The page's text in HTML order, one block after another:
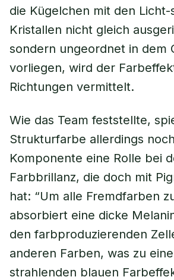
die Kügelchen mit den
Kristallen nicht gleich
sondern ungeordnet in dem
vorliegen, wird der
Richtungen vermittelt.
Wie das Team feststellte,
Strukturfarbe allerdings
Komponente eine Rolle bei
Farbbrillanz, die doch mit
hat: “Um alle Fremdfarben
absorbiert eine dicke
den farbproduzierenden
anderen Farben, was zu
strahlenden blauen